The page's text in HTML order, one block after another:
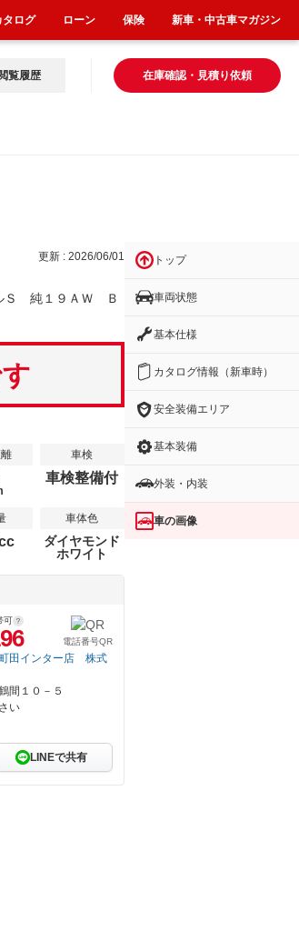
在庫確認・見積り依頼
覧履歴
更新 : 2026/06/01
Ｓ 純１９ＡＷ Ｂ
車検
車検整備付
車体色
ダイヤモンド
ホワイト
可
電話番号QR
田インター店 株式
間１０－５
い
LINEで共有
トップ
車両状態
基本仕様
カタログ情報（新車時）
安全装備エリア
基本装備
外装・内装
車の画像
タログ ローン 保険 新車・中古車マガジン